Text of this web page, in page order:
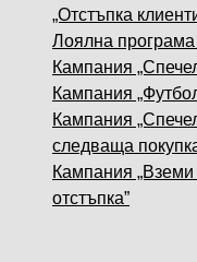
„Отстъпка
Лоялна
Кампания
Кампания
Кампания
следваща
Кампания
отстъпка”